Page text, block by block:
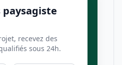
recevez des
sous 24h.